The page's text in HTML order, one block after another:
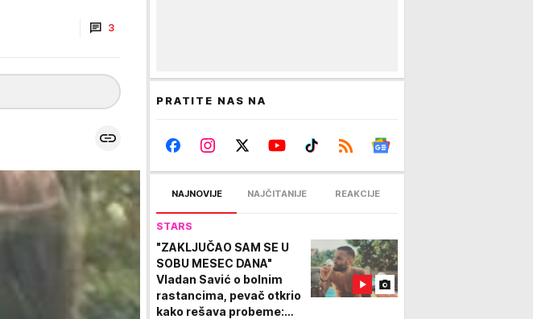
3
PRATITE NAS NA
NAJNOVIJE NAJČITANIJE REAKCIJE
STARS
"ZAKLJUČAO SAM SE U
SOBU MESEC DANA"
Vladan Savić o bolnim
rastancima, pevač otkrio
kako rešava probeme: